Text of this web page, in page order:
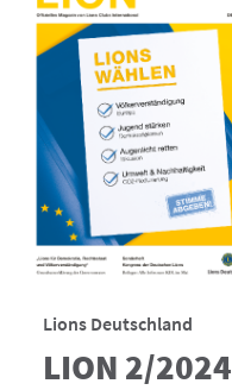
Lions Deutschland
LION 2/2024